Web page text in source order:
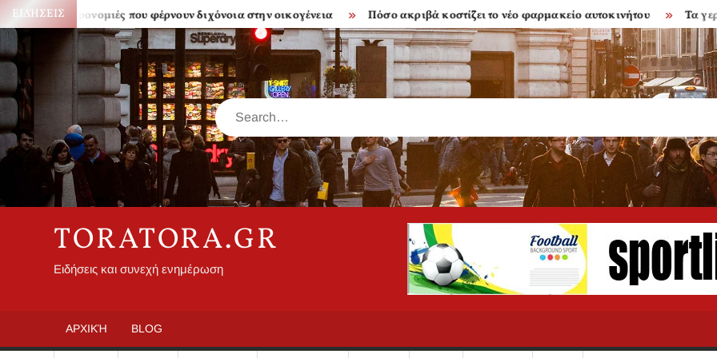
Skip
to
content
ΕΙΔΉΣΕΙΣ
Κληρονομιές που φέρνουν διχόνοια στην οικογένεια Πόσο ακριβά κοστίζει το νέο φαρμακείο αυτοκινήτου Τα
Search
TORATORA.GR
Ειδήσεις και συνεχή ενημέρωση
ΑΡΧΙΚΉ BLOG